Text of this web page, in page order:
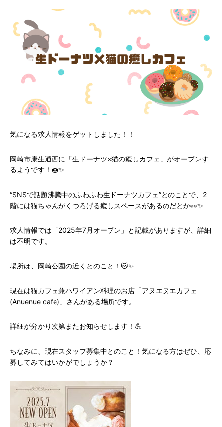
気になる求人情報をゲットしました！！
岡崎市康生通西に「生ドーナツ×猫の癒しカフェ」がオープンす
るようです！🍩✨
“SNSで話題沸騰中のふわふわ生ドーナツカフェ”とのことで、2
階には猫ちゃんがくつろげる癒しスペースがあるのだとか👀✨
求人情報では「2025年7月オープン」と記載がありますが、詳細
は不明です。
場所は、岡崎公園の近くとのこと！🐱✨
現在は猫カフェ兼ハワイアン料理のお店「アヌエヌエカフェ
(Anuenue cafe)」さんがある場所です。
詳細が分かり次第またお知らせします！💪
ちなみに、現在スタッフ募集中とのこと！気になる方はぜひ、応
募してみてはいかがでしょうか？